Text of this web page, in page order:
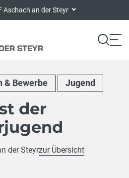
Aschach an der Steyr
& Bewerbe Jugend
der
der Steyrzur Übersicht